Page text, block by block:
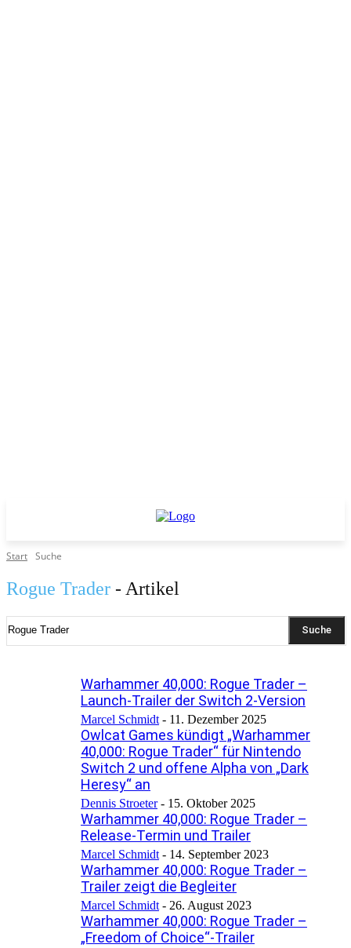
Start Suche
Rogue Trader - Artikel
Suche
Warhammer 40,000: Rogue Trader –
Launch-Trailer der Switch 2-Version
Marcel Schmidt - 11. Dezember 2025
Owlcat Games kündigt „Warhammer
40,000: Rogue Trader“ für Nintendo
Switch 2 und offene Alpha von „Dark
Heresy“ an
Dennis Stroeter - 15. Oktober 2025
Warhammer 40,000: Rogue Trader –
Release-Termin und Trailer
Marcel Schmidt - 14. September 2023
Warhammer 40,000: Rogue Trader –
Trailer zeigt die Begleiter
Marcel Schmidt - 26. August 2023
Warhammer 40,000: Rogue Trader –
„Freedom of Choice“-Trailer